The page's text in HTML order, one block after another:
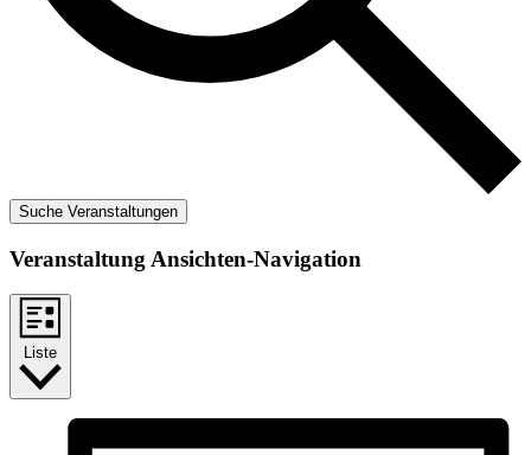
Suche Veranstaltungen
Veranstaltung Ansichten-Navigation
Liste